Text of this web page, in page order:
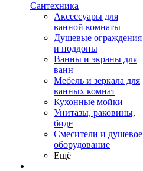
Сантехника
Аксессуары для
ванной комнаты
Душевые ограждения
и поддоны
Ванны и экраны для
ванн
Мебель и зеркала для
ванных комнат
Кухонные мойки
Унитазы, раковины,
биде
Смесители и душевое
оборудование
Ещё